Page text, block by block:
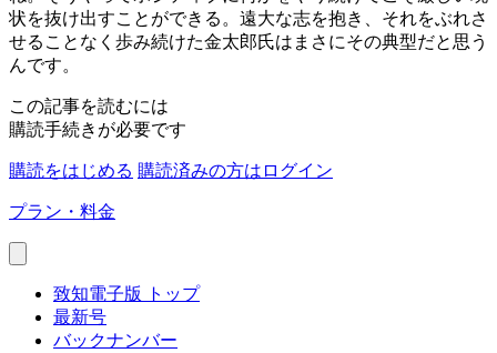
状を抜け出すことができる。遠大な志を抱き、それをぶれさ
せることなく歩み続けた金太郎氏はまさにその典型だと思う
んです。
この記事を読むには
購読手続きが必要です
購読をはじめる 購読済みの方はログイン
プラン・料金
致知電子版 トップ
最新号
バックナンバー